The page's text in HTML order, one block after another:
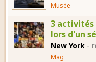
Musée
3 activités
lors d'un
New York -
Mag